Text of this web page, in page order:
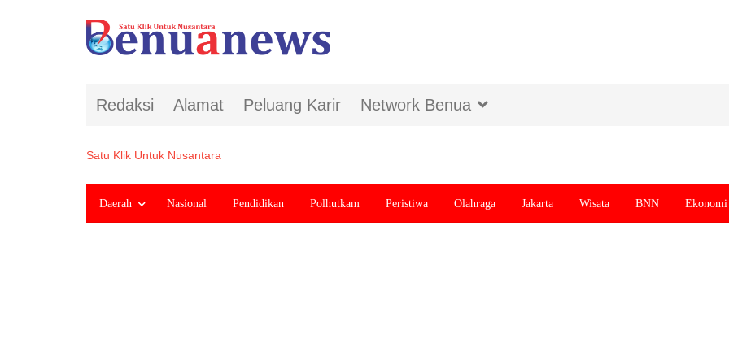
Redaksi Alamat Peluang Karir Network Benua
Satu Klik Untuk Nusantara
Daerah Nasional Pendidikan Polhutkam Peristiwa Olahraga Jakarta Wisata BNN Ekonomi